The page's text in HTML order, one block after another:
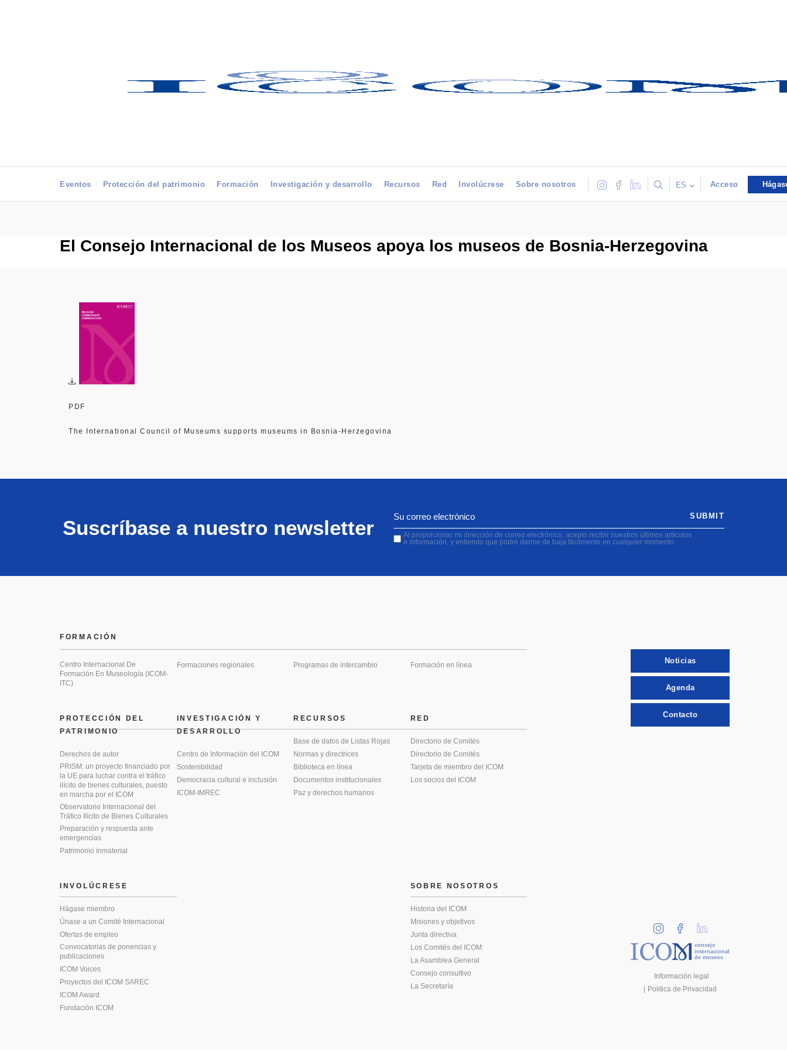
Eventos Protección del patrimonio Formación Investigación y desarrollo Recursos Red Involúcrese Sobre nosotros ES Acceso
El Consejo Internacional de los Museos apoya los museos de Bosnia‐Herzegovina
PDF
The International Council of Museums supports museums in Bosnia‐Herzegovina
Suscríbase a nuestro newsletter
Al proporcionar mi dirección de correo electrónico, acepto recibir nuestros últimos artículos
e información, y entiendo que podré darme de baja fácilmente en cualquier momento
SUBMIT
PROTECCIÓN DEL
PATRIMONIO
Derechos de autor
PRISM: un proyecto financiado por
la UE para luchar contra el tráfico
ilícito de bienes culturales, puesto
en marcha por el ICOM
Observatorio Internacional del
Tráfico Ilícito de Bienes Culturales
Preparación y respuesta ante
emergencias
Patrimonio inmaterial
FORMACIÓN
Centro Internacional De
Formación En Museología (ICOM-
ITC)
Formaciones regionales Programas de intercambio Formación en línea
INVESTIGACIÓN Y
DESARROLLO
Centro de Información del ICOM
Sostenibilidad
Democracia cultural e inclusión
ICOM-IMREC
RECURSOS
Base de datos de Listas Rojas
Normas y directrices
Biblioteca en línea
Documentos institucionales
Paz y derechos humanos
RED
Directorio de Comités
Directorio de Comités
Tarjeta de miembro del ICOM
Los socios del ICOM
INVOLÚCRESE
Hágase miembro
Únase a un Comité Internacional
Ofertas de empleo
Convocatorias de ponencias y
publicaciones
ICOM Voices
Proyectos del ICOM SAREC
ICOM Award
Fundación ICOM
SOBRE NOSOTROS
Historia del ICOM
Misiones y objetivos
Junta directiva
Los Comités del ICOM
La Asamblea General
Consejo consultivo
La Secretaría
Noticias
Agenda
Contacto
consejo
internacional
de museos
Información legal
Politica de Privacidad